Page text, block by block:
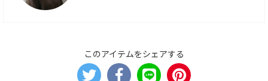
このアイテムをシェアする